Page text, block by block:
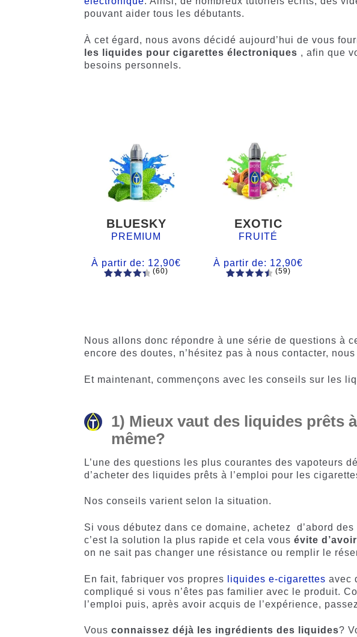
pouvant aider tous les débutants.
À cet égard, nous avons décidé aujourd’hui de vous
les
liquides pour cigarettes électroniques , afin que
besoins personnels.
BLUESKY
PREMIUM
À partir de: 12,90€
notations
client
(60)
EXOTIC
FRUITÉ
À partir de: 12,90€
client
(59)
Nous allons donc répondre à une série de questions à
encore des doutes, n’hésitez pas à nous contacter,
Et maintenant, commençons avec les conseils sur les
1) Mieux vaut des liquides prêts
même?
L’une des questions les plus courantes des vapoteurs
d’acheter des liquides prêts à l’emploi pour les
Nos conseils varient selon la situation.
Si vous débutez dans ce domaine, achetez d’abord
c’est la solution la plus rapide et cela vousévite
on ne sait pas changer une résistance ou remplir le
En fait, fabriquer vos propres liquides e-cigarettes avec
compliqué si vous n’êtes pas familier avec le produit.
l’emploi puis, après avoir acquis de l’expérience,
Vousconnaissez déjà les ingrédients des liquides?